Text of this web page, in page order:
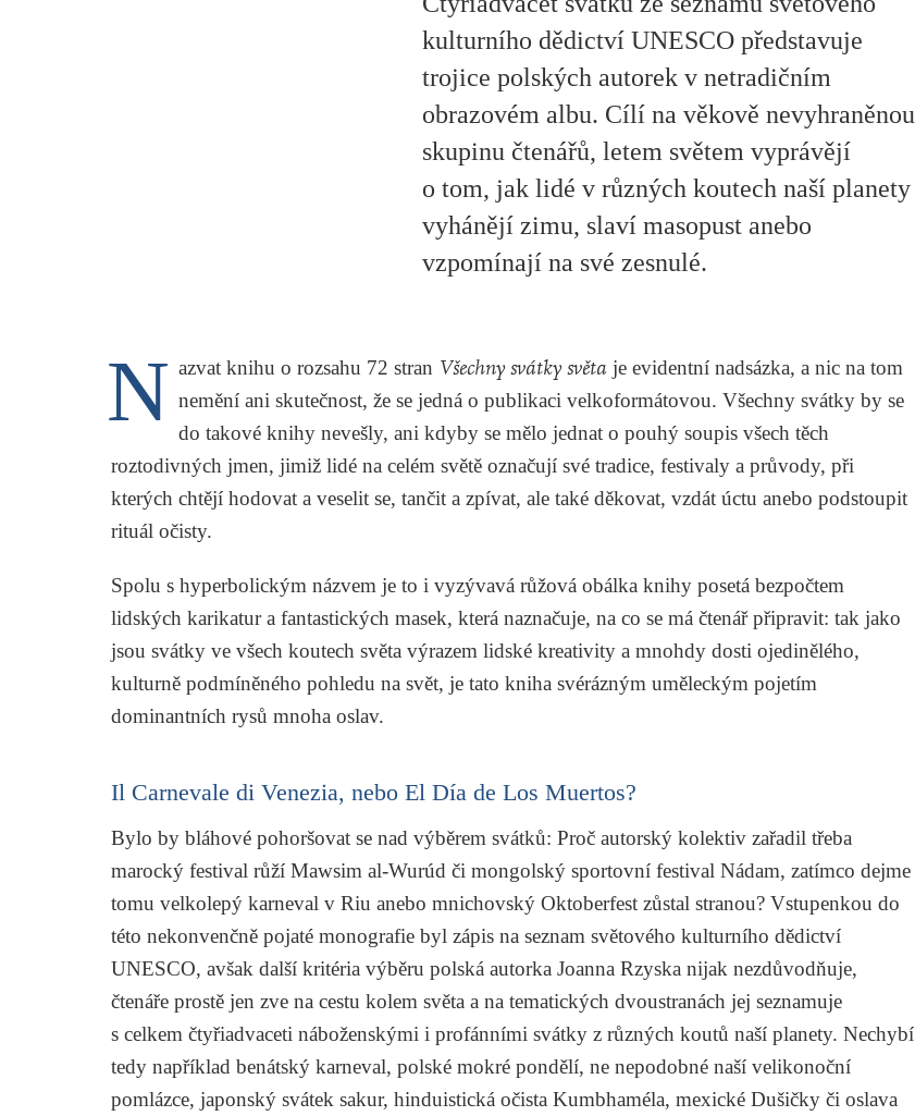
kulturního dědictví UNESCO představuje
trojice polských autorek v netradičním
obrazovém albu. Cílí na věkově nevyhraněnou
skupinu čtenářů, letem světem vyprávějí
o tom, jak lidé v různých koutech naší planety
vyhánějí zimu, slaví masopust anebo
vzpomínají na své zesnulé.
N azvat knihu o rozsahu 72 stran Všechny svátky světa je evidentní nadsázka, a nic na tom
nemění ani skutečnost, že se jedná o publikaci velkoformátovou. Všechny svátky by se
do takové knihy nevešly, ani kdyby se mělo jednat o pouhý soupis všech těch
roztodivných jmen, jimiž lidé na celém světě označují své tradice, festivaly a průvody, při
kterých chtějí hodovat a veselit se, tančit a zpívat, ale také děkovat, vzdát úctu anebo podstoupit
rituál očisty.
Spolu s hyperbolickým názvem je to i vyzývavá růžová obálka knihy posetá bezpočtem
lidských karikatur a fantastických masek, která naznačuje, na co se má čtenář připravit: tak jako
jsou svátky ve všech koutech světa výrazem lidské kreativity a mnohdy dosti ojedinělého,
kulturně podmíněného pohledu na svět, je tato kniha svérázným uměleckým pojetím
dominantních rysů mnoha oslav.
Il Carnevale di Venezia, nebo El Día de Los Muertos?
Bylo by bláhové pohoršovat se nad výběrem svátků: Proč autorský kolektiv zařadil třeba
marocký festival růží Mawsim al-Wurúd či mongolský sportovní festival Nádam, zatímco dejme
tomu velkolepý karneval v Riu anebo mnichovský Oktoberfest zůstal stranou? Vstupenkou do
této nekonvenčně pojaté monografie byl zápis na seznam světového kulturního dědictví
UNESCO, avšak další kritéria výběru polská autorka Joanna Rzyska nijak nezdůvodňuje,
čtenáře prostě jen zve na cestu kolem světa a na tematických dvoustranách jej seznamuje
s celkem čtyřiadvaceti náboženskými i profánními svátky z různých koutů naší planety. Nechybí
tedy například benátský karneval, polské mokré pondělí, ne nepodobné naší velikonoční
pomlázce, japonský svátek sakur, hinduistická očista Kumbhaméla, mexické Dušičky či oslava